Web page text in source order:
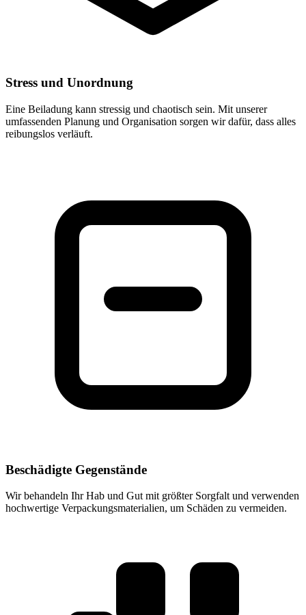
Stress und Unordnung
Eine Beiladung kann stressig und chaotisch sein. Mit unserer
umfassenden Planung und Organisation sorgen wir dafür, dass alles
reibungslos verläuft.
Beschädigte Gegenstände
Wir behandeln Ihr Hab und Gut mit größter Sorgfalt und verwenden
hochwertige Verpackungsmaterialien, um Schäden zu vermeiden.